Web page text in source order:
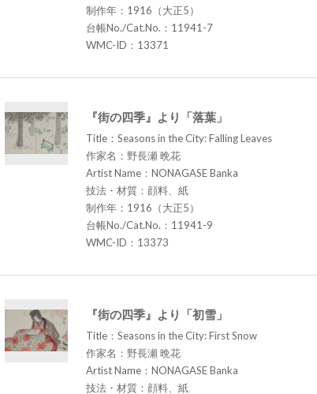
制作年：1916（大正5）
台帳No./Cat.No.：11941-7
WMC-ID：13371
『街の四季』より「落葉」
Title：Seasons in the City: Falling Leaves
作家名：野長瀬 晩花
Artist Name：NONAGASE Banka
技法・材質：顔料、紙
制作年：1916（大正5）
台帳No./Cat.No.：11941-9
WMC-ID：13373
『街の四季』より「初雪」
Title：Seasons in the City: First Snow
作家名：野長瀬 晩花
Artist Name：NONAGASE Banka
技法・材質：顔料、紙